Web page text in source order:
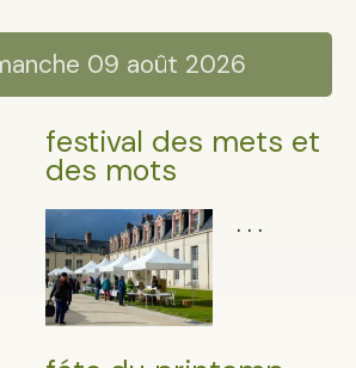
09 août 2026
festival des mets et
des mots
. . .